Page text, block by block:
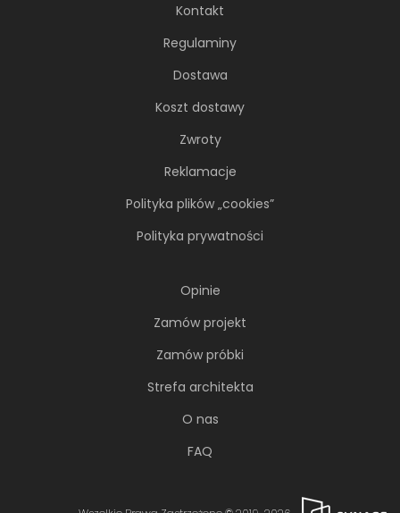
Kontakt
Regulaminy
Dostawa
Koszt dostawy
Zwroty
Reklamacje
Polityka plików „cookies”
Polityka prywatności
Opinie
Zamów projekt
Zamów próbki
Strefa architekta
O nas
FAQ